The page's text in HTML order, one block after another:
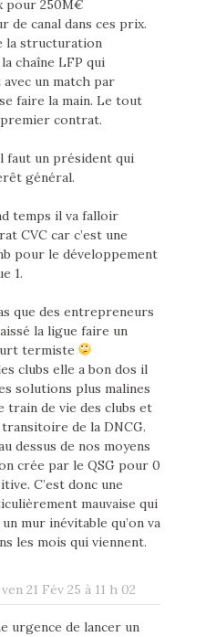
pour 250M€
de canal dans ces prix.
la structuration
chaîne LFP qui
un match par
faire la main. Le tout
contrat.
faut un président qui
général.
temps il va falloir
CVC car c’est une
pour le développement
1.
que des entrepreneurs
la ligue faire un
termiste
clubs elle a bon dos il
solutions plus malines
train de vie des clubs et
de la DNCG.
dessus de nos moyens
crée par le QSG pour 0
C’est donc une
mauvaise qui
mur inévitable qu’on va
les mois qui viennent.
ven 21 Fév 25 à 11 h 02
urgence de lancer un